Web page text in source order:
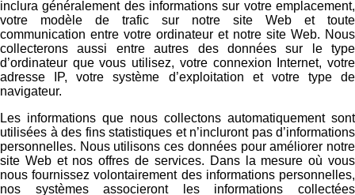
inclura généralement des informations sur votre emplacement,
votre modèle de trafic sur notre site Web et toute
communication entre votre ordinateur et notre site Web. Nous
collecterons aussi entre autres des données sur le type
d’ordinateur que vous utilisez, votre connexion Internet, votre
adresse IP, votre système d’exploitation et votre type de
navigateur.
Les informations que nous collectons automatiquement sont
utilisées à des fins statistiques et n’incluront pas d’informations
personnelles. Nous utilisons ces données pour améliorer notre
site Web et nos offres de services. Dans la mesure où vous
nous fournissez volontairement des informations personnelles,
nos systèmes associeront les informations collectées